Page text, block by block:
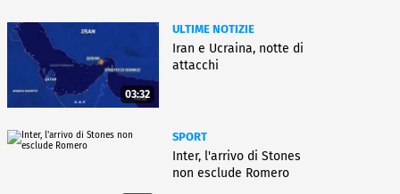
03:32
ULTIME NOTIZIE
Iran e Ucraina, notte di
attacchi
SPORT
Inter, l'arrivo di Stones
non esclude Romero